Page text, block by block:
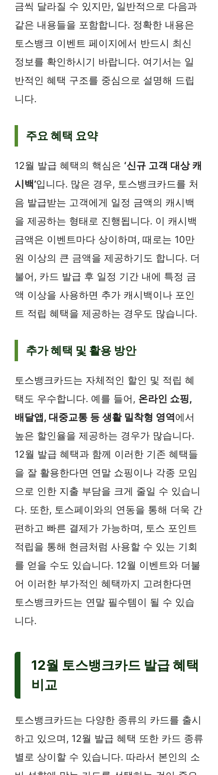
금씩 달라질 수 있지만, 일반적으로 다음과
같은 내용들을 포함합니다. 정확한 내용은
토스뱅크 이벤트 페이지에서 반드시 최신
정보를 확인하시기 바랍니다. 여기서는 일
반적인 혜택 구조를 중심으로 설명해 드립
니다.
주요 혜택 요약
12월 발급 혜택의 핵심은 ‘신규 고객 대상 캐
시백’입니다. 많은 경우, 토스뱅크카드를 처
음 발급받는 고객에게 일정 금액의 캐시백
을 제공하는 형태로 진행됩니다. 이 캐시백
금액은 이벤트마다 상이하며, 때로는 10만
원 이상의 큰 금액을 제공하기도 합니다. 더
불어, 카드 발급 후 일정 기간 내에 특정 금
액 이상을 사용하면 추가 캐시백이나 포인
트 적립 혜택을 제공하는 경우도 많습니다.
추가 혜택 및 활용 방안
토스뱅크카드는 자체적인 할인 및 적립 혜
택도 우수합니다. 예를 들어, 온라인 쇼핑,
배달앱, 대중교통 등 생활 밀착형 영역에서
높은 할인율을 제공하는 경우가 많습니다.
12월 발급 혜택과 함께 이러한 기존 혜택들
을 잘 활용한다면 연말 쇼핑이나 각종 모임
으로 인한 지출 부담을 크게 줄일 수 있습니
다. 또한, 토스페이와의 연동을 통해 더욱 간
편하고 빠른 결제가 가능하며, 토스 포인트
적립을 통해 현금처럼 사용할 수 있는 기회
를 얻을 수도 있습니다. 12월 이벤트와 더불
어 이러한 부가적인 혜택까지 고려한다면
토스뱅크카드는 연말 필수템이 될 수 있습
니다.
12월 토스뱅크카드 발급 혜택
비교
토스뱅크카드는 다양한 종류의 카드를 출시
하고 있으며, 12월 발급 혜택 또한 카드 종류
별로 상이할 수 있습니다. 따라서 본인의 소